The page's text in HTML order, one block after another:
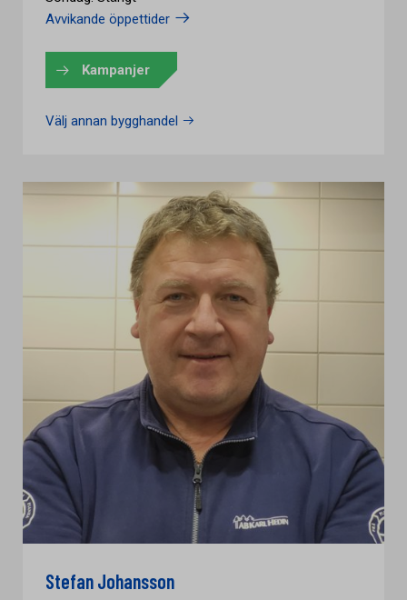
Avvikande öppettider
Kampanjer
Välj annan bygghandel
Stefan Johansson